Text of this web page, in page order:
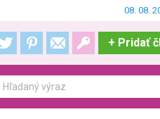
08. 08.
+ Pridať